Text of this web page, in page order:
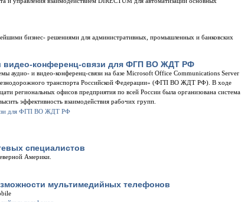
бизнес- решениями для административных, промышленных и банковских
видео-конференц-связи для ФГП ВО ЖДТ РФ
аудио- и видео-конференц-связи на базе Microsoft Office Communications Server
транспорта Российской Федерации» (ФГП ВО ЖДТ РФ). В ходе
региональных офисов предприятия по всей России была организована система
эффективность взаимодействия рабочих групп.
специалистов
Америки.
мультимедийных телефонов